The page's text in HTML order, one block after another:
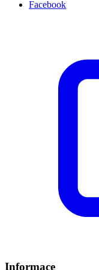
Facebook
Informace